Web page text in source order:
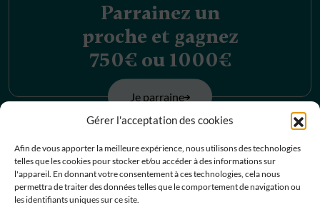
Gérer l'acceptation des cookies
Afin de vous apporter la meilleure expérience, nous utilisons des technologies
telles que les cookies pour stocker et/ou accéder à des informations sur
l'appareil. En donnant votre consentement à ces technologies, cela nous
permettra de traiter des données telles que le comportement de navigation ou
les identifiants uniques sur ce site.
Parrainez un
proche et gagnez
750€ ou 1000€
Je parraine
Découvrez nos
offres d’emplois